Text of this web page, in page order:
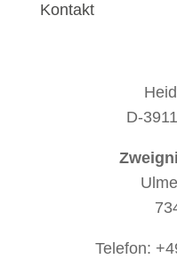
Kontakt
D-
Telefon: